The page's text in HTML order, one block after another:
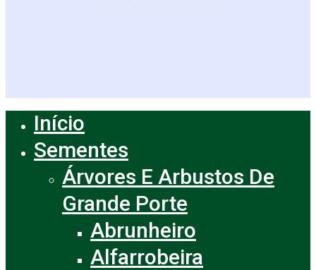
Menu
Início
Sementes
Árvores E Arbustos De
Grande Porte
Abrunheiro
Alfarrobeira